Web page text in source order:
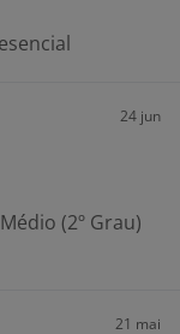
24 jun
(2º Grau)
21 mai